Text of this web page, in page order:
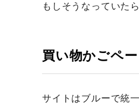
もしそうなっていた
買い物かごペ
サイトはブルーで統